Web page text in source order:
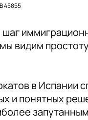
45855
видим
в Испании
и понятных